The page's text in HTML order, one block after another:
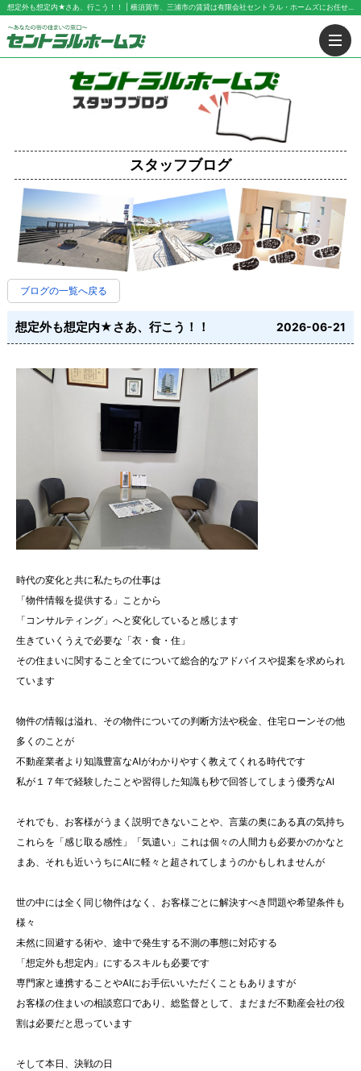
想定外も想定内★さあ、行こう！！ | 横須賀市、三浦市の賃貸は有限会社セントラル・ホームズにお任せ下さい！
スタッフブログ
ブログの一覧へ戻る
想定外も想定内★さあ、行こう！！ 2026-06-21
時代の変化と共に私たちの仕事は
「物件情報を提供する」ことから
「コンサルティング」へと変化していると感じます
生きていくうえで必要な「衣・食・住」
その住まいに関すること全てについて総合的なアドバイスや提案を求められ
ています
物件の情報は溢れ、その物件についての判断方法や税金、住宅ローンその他
多くのことが
不動産業者より知識豊富なAIがわかりやすく教えてくれる時代です
私が１７年で経験したことや習得した知識も秒で回答してしまう優秀なAI
それでも、お客様がうまく説明できないことや、言葉の奥にある真の気持ち
これらを「感じ取る感性」「気遣い」これは個々の人間力も必要かのかなと
まあ、それも近いうちにAIに軽々と超されてしまうのかもしれませんが
世の中には全く同じ物件はなく、お客様ごとに解決すべき問題や希望条件も
様々
未然に回避する術や、途中で発生する不測の事態に対応する
「想定外も想定内」にするスキルも必要です
専門家と連携することやAIにお手伝いいただくこともありますが
お客様の住まいの相談窓口であり、総監督として、まだまだ不動産会社の役
割は必要だと思っています
そして本日、決戦の日